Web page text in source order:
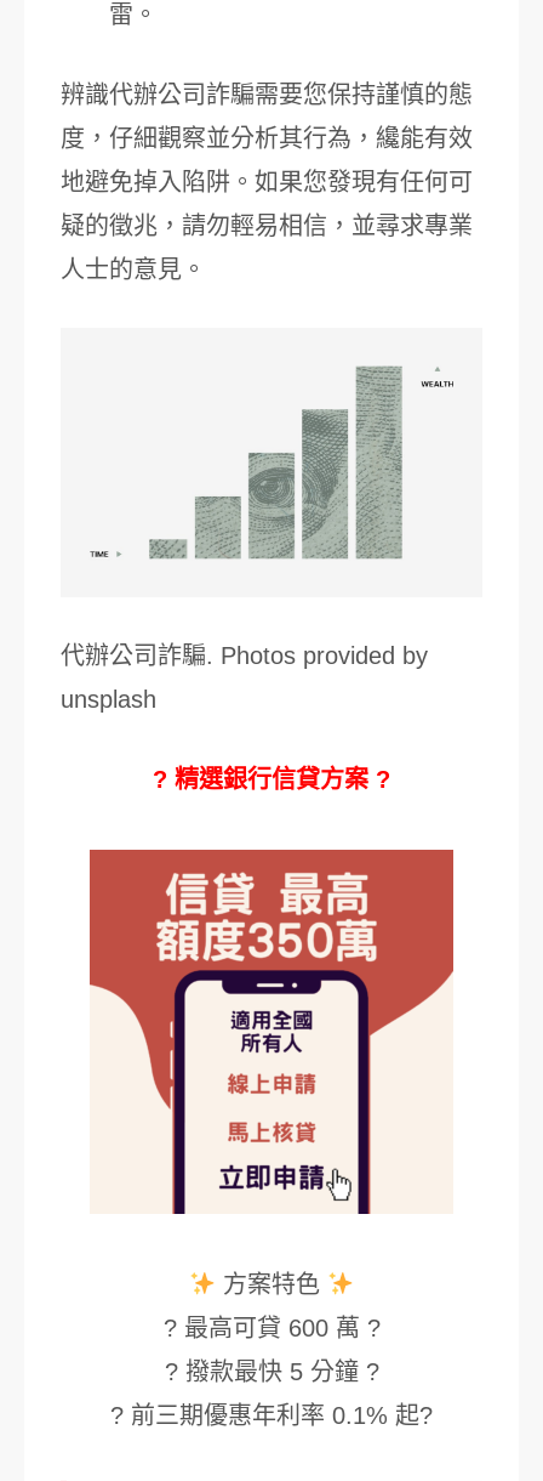
雷。
辨識代辦公司詐騙需要您保持謹慎的態
度，仔細觀察並分析其行為，纔能有效
地避免掉入陷阱。如果您發現有任何可
疑的徵兆，請勿輕易相信，並尋求專業
人士的意見。
代辦公司詐騙. Photos provided by
unsplash
? 精選銀行信貸方案 ?
方案特色
? 最高可貸 600 萬 ?
? 撥款最快 5 分鐘 ?
? 前三期優惠年利率 0.1% 起?